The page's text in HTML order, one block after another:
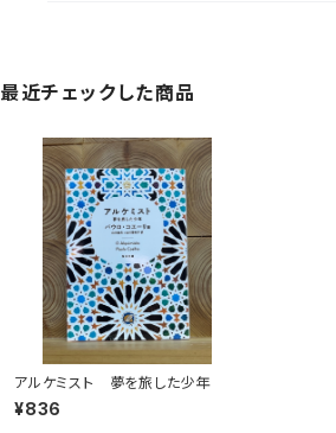
最近チェックした商品
アルケミスト 夢を旅した少年
¥836